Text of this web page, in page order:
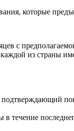
которые
с
из страны
в течение